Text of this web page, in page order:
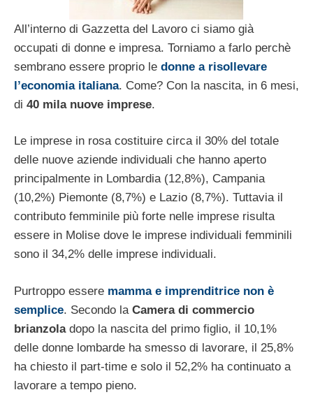
All’interno di Gazzetta del Lavoro ci siamo già
occupati di donne e impresa. Torniamo a farlo perchè
sembrano essere proprio le donne a risollevare
l’economia italiana. Come? Con la nascita, in 6 mesi,
di 40 mila nuove imprese.
Le imprese in rosa costituire circa il 30% del totale
delle nuove aziende individuali che hanno aperto
principalmente in Lombardia (12,8%), Campania
(10,2%) Piemonte (8,7%) e Lazio (8,7%). Tuttavia il
contributo femminile più forte nelle imprese risulta
essere in Molise dove le imprese individuali femminili
sono il 34,2% delle imprese individuali.
Purtroppo essere mamma e imprenditrice non è
semplice. Secondo la Camera di commercio
brianzoladopo la nascita del primo figlio, il 10,1%
delle donne lombarde ha smesso di lavorare, il 25,8%
ha chiesto il part-time e solo il 52,2% ha continuato a
lavorare a tempo pieno.